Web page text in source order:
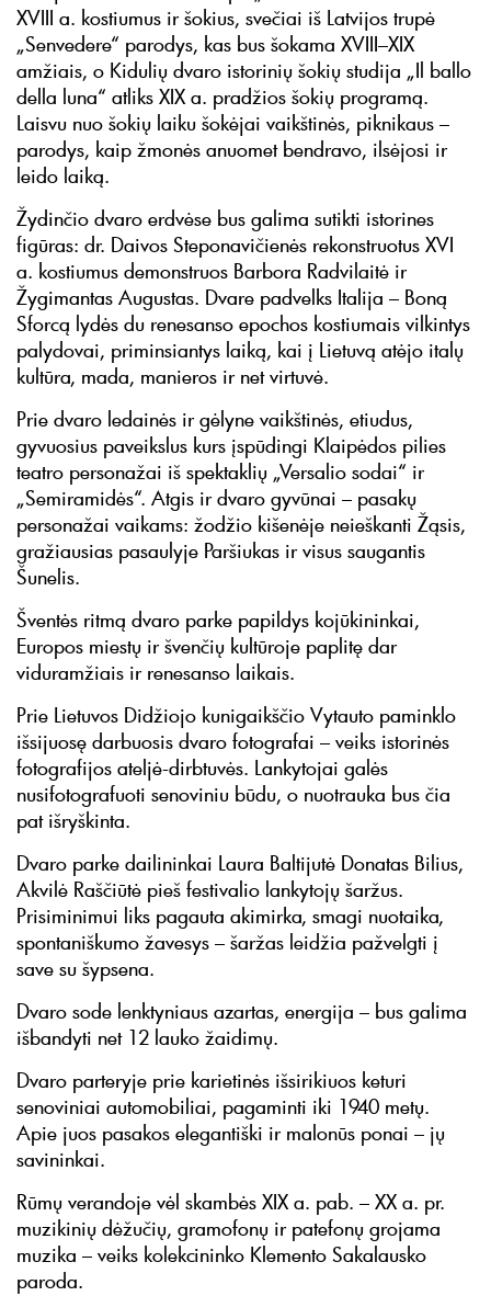
XVIII a. kostiumus ir šokius, svečiai iš Latvijos trupė
„Senvedere“ parodys, kas bus šokama XVIII–XIX
amžiais, o Kidulių dvaro istorinių šokių studija „Il ballo
della luna“ atliks XIX a. pradžios šokių programą.
Laisvu nuo šokių laiku šokėjai vaikštinės, piknikaus –
parodys, kaip žmonės anuomet bendravo, ilsėjosi ir
leido laiką.
Žydinčio dvaro erdvėse bus galima sutikti istorines
figūras: dr. Daivos Steponavičienės rekonstruotus XVI
a. kostiumus demonstruos Barbora Radvilaitė ir
Žygimantas Augustas. Dvare padvelks Italija – Boną
Sforcą lydės du renesanso epochos kostiumais vilkintys
palydovai, priminsiantys laiką, kai į Lietuvą atėjo italų
kultūra, mada, manieros ir net virtuvė.
Prie dvaro ledainės ir gėlyne vaikštinės, etiudus,
gyvuosius paveikslus kurs įspūdingi Klaipėdos pilies
teatro personažai iš spektaklių „Versalio sodai“ ir
„Semiramidės“. Atgis ir dvaro gyvūnai – pasakų
personažai vaikams: žodžio kišenėje neieškanti Žąsis,
gražiausias pasaulyje Paršiukas ir visus saugantis
Šunelis.
Šventės ritmą dvaro parke papildys kojūkininkai,
Europos miestų ir švenčių kultūroje paplitę dar
viduramžiais ir renesanso laikais.
Prie Lietuvos Didžiojo kunigaikščio Vytauto paminklo
išsijuosę darbuosis dvaro fotografai – veiks istorinės
fotografijos ateljė-dirbtuvės. Lankytojai galės
nusifotografuoti senoviniu būdu, o nuotrauka bus čia
pat išryškinta.
Dvaro parke dailininkai Laura Baltijutė Donatas Bilius,
Akvilė Raščiūtė pieš festivalio lankytojų šaržus.
Prisiminimui liks pagauta akimirka, smagi nuotaika,
spontaniškumo žavesys – šaržas leidžia pažvelgti į
save su šypsena.
Dvaro sode lenktyniaus azartas, energija – bus galima
išbandyti net 12 lauko žaidimų.
Dvaro parteryje prie karietinės išsirikiuos keturi
senoviniai automobiliai, pagaminti iki 1940 metų.
Apie juos pasakos elegantiški ir malonūs ponai – jų
savininkai.
Rūmų verandoje vėl skambės XIX a. pab. – XX a. pr.
muzikinių dėžučių, gramofonų ir patefonų grojama
muzika – veiks kolekcininko Klemento Sakalausko
paroda.